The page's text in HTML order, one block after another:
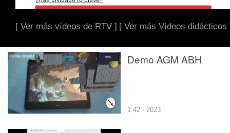
[ Ver más vídeos de RTV ] [ Ver más Vídeos didácticos
Demo AGM ABH
1:42 · 2023